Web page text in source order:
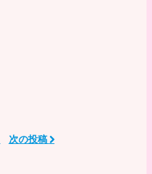
次の投稿